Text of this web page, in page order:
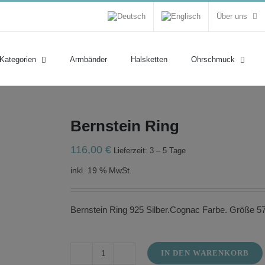
Über uns
Armbänder Halsketten Ohrschmuck
Bernstein Ring
116,00 € Lieferzeit: 3 – 5 Tage
inkl. 19 % MwSt.
Bernstein Ring 925 Silber.Cognac Farbe. Größe
Bernstein
IN DEN WARENKORB